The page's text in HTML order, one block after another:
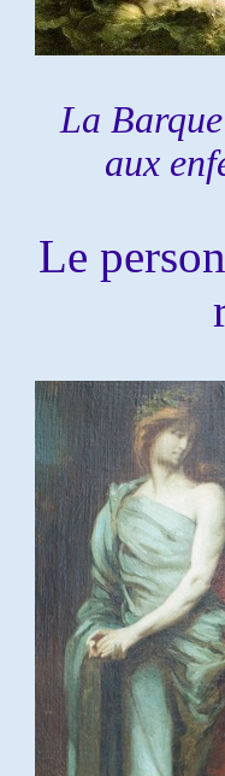
La
aux
Le